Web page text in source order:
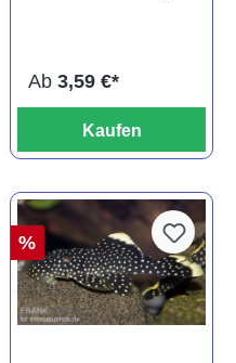
Ab 3,59 €*
Kaufen
%